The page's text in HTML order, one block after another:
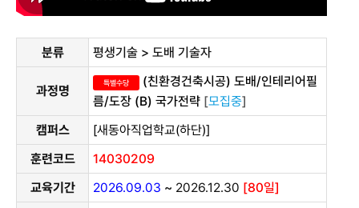
분류 평생기술 > 도배 기술자
과정명
특별수당
(친환경건축시공) 도배/인테리어필
름/도장 (B) 국가전략 [모집중]
캠퍼스
[새동아직업학교(하단)]
훈련코드
14030209
교육기간
2026.09.03 ~ 2026.12.30 [80일]